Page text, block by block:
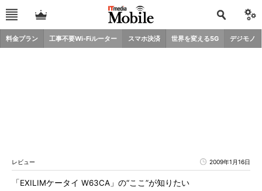
料金プラン 工事不要Wi-Fiルーター スマホ決済 世界を変える5G デジモノ
レビュー 2009年1月16日
「EXILIMケータイ W63CA」の“ここ”が知りたい